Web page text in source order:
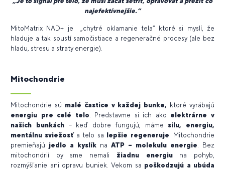
najefektívnejšie.“
MitoMatrix NAD+ je „chytré oklamanie tela“ ktoré si myslí, že
hladuje a tak spustí samočistiace a regeneračné procesy (ale bez
hladu, stresu a straty energie).
Mitochondrie
Mitochondrie sú malé častice v každej bunke, ktoré vyrábajú
energiu pre celé telo. Predstavme si ich ako elektrárne v
našich bunkách– keď dobre fungujú, máme silu, energiu,
mentálnu sviežosťa telo sa lepšie regeneruje. Mitochondrie
premieňajú jedlo a kyslík na ATP – molekulu energie. Bez
mitochondrií by sme nemali žiadnu energiuna pohyb,
rozmýšľanie ani opravu buniek. Vekom sa poškodzujú a ubúda